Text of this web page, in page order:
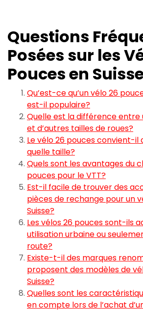
Questions
Posées sur les
Pouces en
Qu’est-ce qu’un vélo 26
est-il populaire?
Quelle est la différence entre
et d’autres tailles de roues?
Le vélo 26 pouces convient-il
quelle taille?
Quels sont les avantages du
pouces pour le VTT?
Est-il facile de trouver des
pièces de rechange pour un
Suisse?
Les vélos 26 pouces sont-ils
utilisation urbaine ou
route?
Existe-t-il des marques
proposent des modèles de
Suisse?
Quelles sont les
en compte lors de l’achat